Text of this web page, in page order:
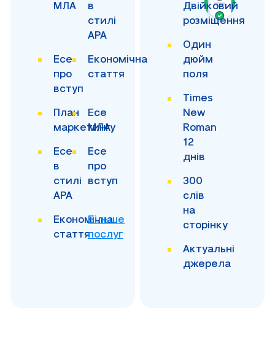
МЛА
в
стилі
APA
Есе
про
вступ
Економічна
стаття
План
маркетингу
Есе
МЛА
Есе
в
стилі
APA
Есе
про
вступ
Економічна
стаття
Більше
послуг
Двійковий
розміщення
Один
дюйм
поля
Times
New
Roman
12
днів
300
слів
на
сторінку
Актуальні
джерела